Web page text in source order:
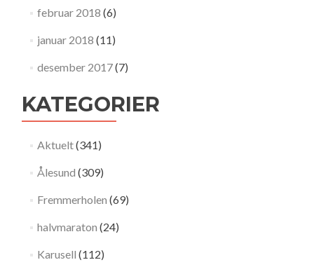
februar 2018 (6)
januar 2018 (11)
desember 2017(7)
KATEGORIER
Aktuelt(341)
Ålesund (309)
Fremmerholen (69)
halvmaraton (24)
Karusell (112)